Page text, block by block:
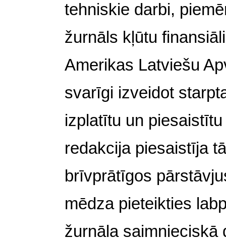
tehniskie darbi,
žurnāls kļūtu
Amerikas Latviešu
svarīgi izveidot
izplatītu un
redakcija piesaistīja
brīvprātīgos
mēdza pieteikties
žurnāla saimnieciskā